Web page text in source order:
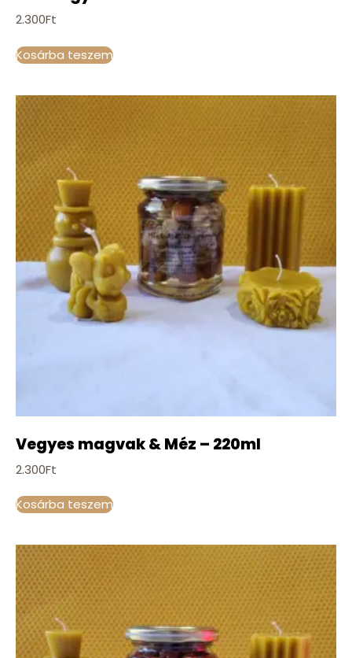
2.300Ft
Kosárba teszem
Vegyes magvak & Méz – 220ml
2.300Ft
Kosárba teszem